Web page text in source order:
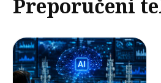
Preporučeni